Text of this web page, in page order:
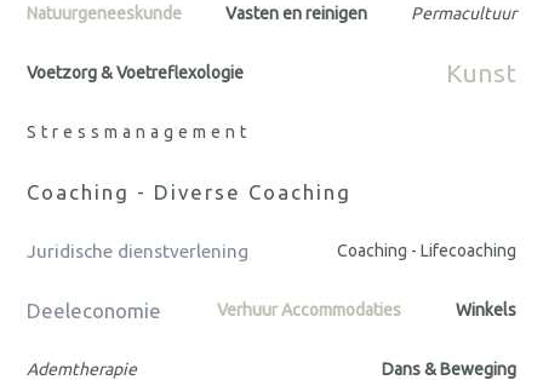
Natuurgeneeskunde Vasten en reinigen Permacultuur
Voetzorg & Voetreflexologie Kunst
Stressmanagement
Coaching - Diverse Coaching
Juridische dienstverlening Coaching - Lifecoaching
Deeleconomie Verhuur Accommodaties Winkels
Ademtherapie Dans & Beweging